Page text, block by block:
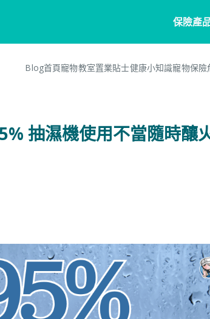
保險產
狗狗保險
家電保養保險
立即
Blog首頁寵物教室置業貼士健康小知識寵物保險
抽濕機使用不當隨時釀